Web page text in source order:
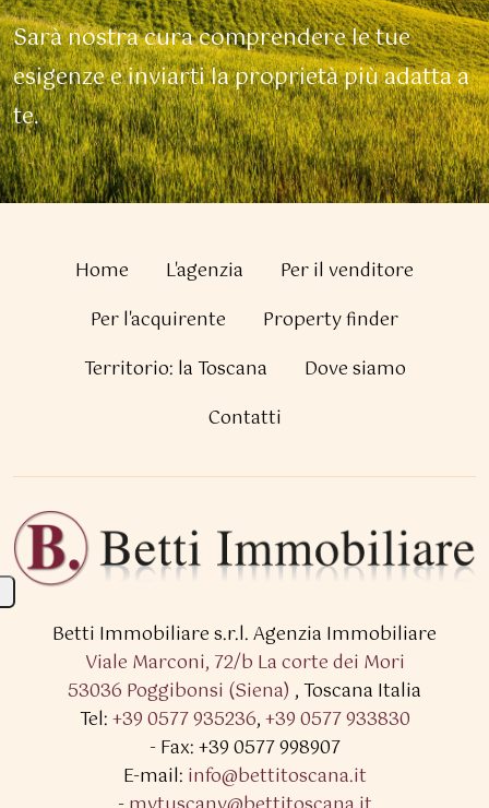
Sarà nostra cura comprendere le tue
esigenze e inviarti la proprietà più adatta a
te.
Home L'agenzia
Per il venditore
Per l'acquirente
Property finder
Territorio: la Toscana
Dove siamo
Contatti
Betti Immobiliare s.r.l.Agenzia Immobiliare
Viale Marconi, 72/b La corte dei Mori
53036 Poggibonsi (Siena) ,Toscana Italia
Tel:+39 0577 935236,+39 0577 933830
- Fax: +39 0577 998907
E-mail: info@bettitoscana.it